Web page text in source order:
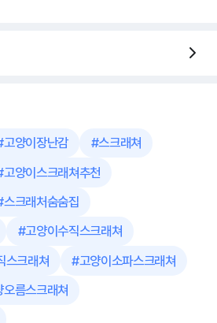
고양이장난감 #스크래쳐
고양이스크래쳐추천
스크래처숨숨집
#고양이수직스크래쳐
스크래쳐 #고양이소파스크래쳐
오름스크래쳐